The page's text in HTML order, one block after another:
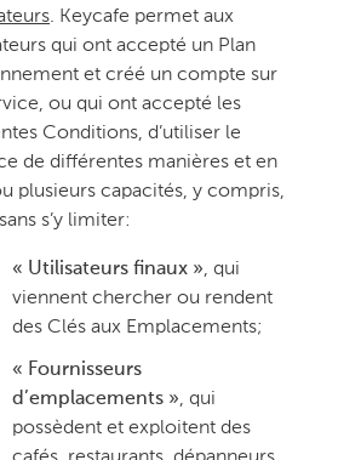
. Keycafe permet aux
qui ont accepté un Plan
et créé un compte sur
ou qui ont accepté les
Conditions, d’utiliser le
de différentes manières et en
plusieurs capacités, y compris,
s’y limiter:
« Utilisateurs finaux », qui
viennent chercher ou rendent
des Clés aux Emplacements;
« Fournisseurs
d’emplacements », qui
possèdent et exploitent des